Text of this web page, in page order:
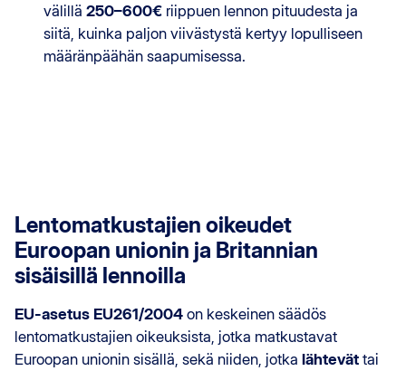
välillä 250–600€ riippuen lennon pituudesta ja
siitä, kuinka paljon viivästystä kertyy lopulliseen
määränpäähän saapumisessa.
Lentomatkustajien oikeudet
Euroopan unionin ja Britannian
sisäisillä lennoilla
EU-asetus EU261/2004 on keskeinen säädös
lentomatkustajien oikeuksista, jotka matkustavat
Euroopan unionin sisällä, sekä niiden, jotka lähtevät tai